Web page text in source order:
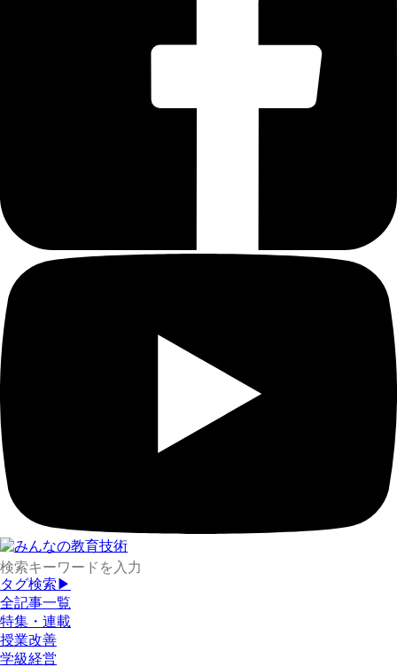
タグ検索▶
全記事一覧
特集・連載
授業改善
学級経営